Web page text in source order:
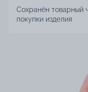
Сохранён товарный
покупки изделия